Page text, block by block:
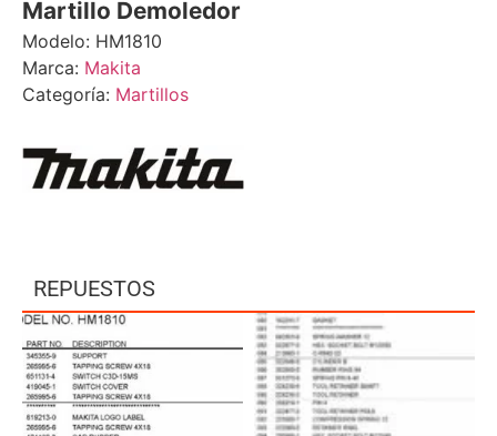
Martillo Demoledor
Modelo: HM1810
Marca: Makita
Categoría: Martillos
REPUESTOS